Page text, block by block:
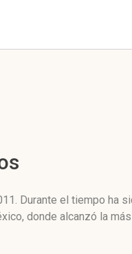
Durante el tiempo ha
donde alcanzó la